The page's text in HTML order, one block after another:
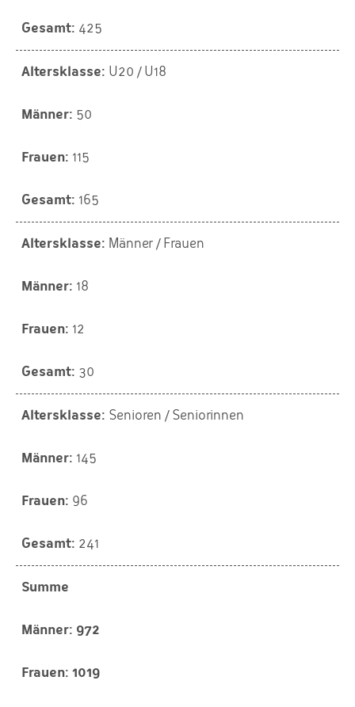
425
U20 / U18
50
115
165
Männer / Frauen
18
12
30
Senioren / Seniorinnen
145
96
241
Summe
972
1019